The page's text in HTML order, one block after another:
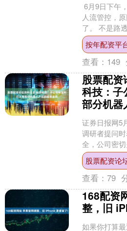
6月9日下午
人流管控，
了。 不是路
糊的"疑似现
双层精品店
按年配资平
查看： 149
股票配
科技：子
部分机器
证券日报网5
调研者提问
全，公司密
术发展。子
人产品的组
股票配资论
查看：79
168配资
整，旧
如果你打算